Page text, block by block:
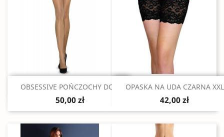
Szybki podgląd
OBSESSIVE POŃCZOCHY DO...
50,00 zł
Szybki podgląd
OPASKA NA UDA CZARNA XXL
42,00 zł